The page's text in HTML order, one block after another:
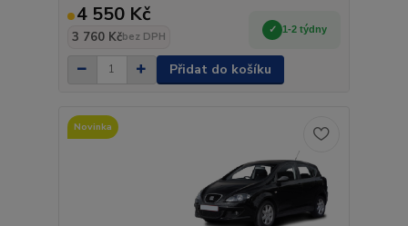
4 550 Kč
3 760 Kčbez DPH
1-2 týdny
Přidat do košíku
Novinka